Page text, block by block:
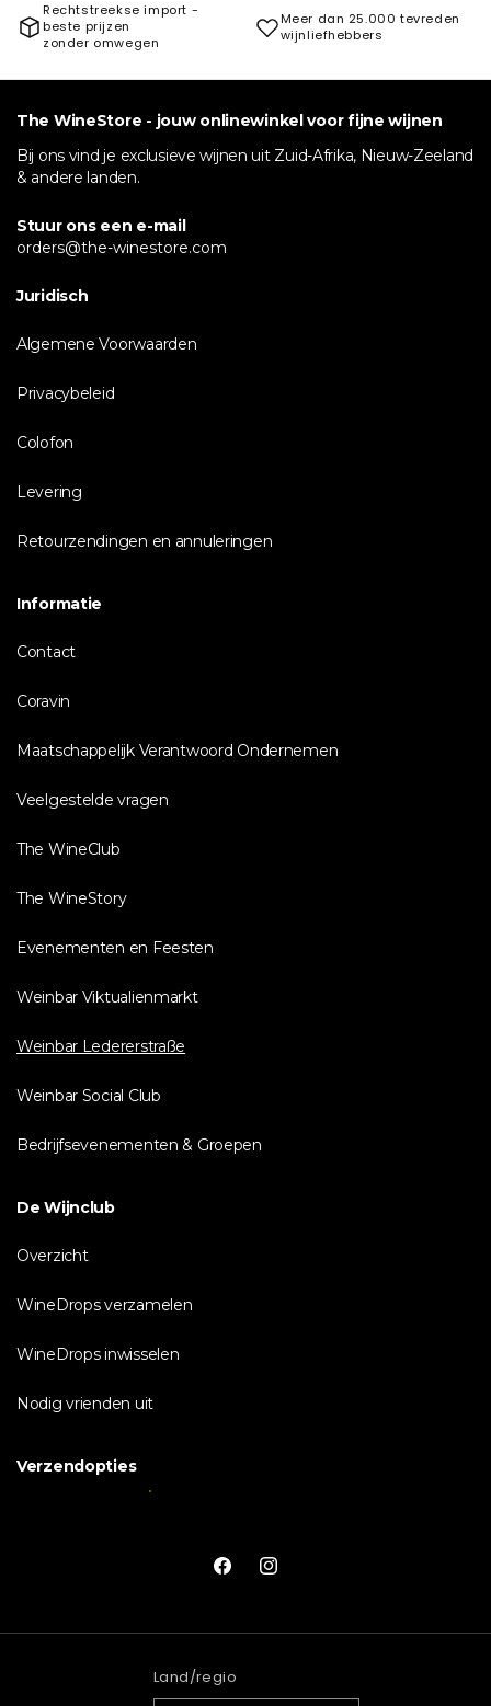
Rechtstreekse import -
beste prijzen
zonder omwegen
Meer dan 25.000 tevreden
wijnliefhebbers
The WineStore - jouw onlinewinkel voor fijne wijnen
Bij ons vind je exclusieve wijnen uit Zuid-Afrika, Nieuw-Zeeland
& andere landen.
Stuur ons een e-mail
orders@the-winestore.com
Juridisch
Algemene Voorwaarden
Privacybeleid
Colofon
Levering
Retourzendingen en annuleringen
Informatie
Contact
Coravin
Maatschappelijk Verantwoord Ondernemen
Veelgestelde vragen
The WineClub
The WineStory
Evenementen en Feesten
Weinbar Viktualienmarkt
Weinbar Ledererstraße
Weinbar Social Club
Bedrijfsevenementen & Groepen
De Wijnclub
Overzicht
WineDrops verzamelen
WineDrops inwisselen
Nodig vrienden uit
Verzendopties
FacebookInstagram
Land/regio